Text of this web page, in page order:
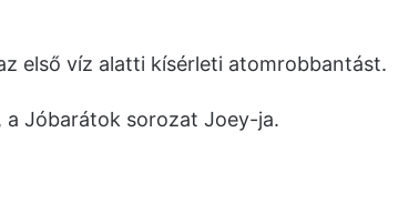
első víz alatti kísérleti atomrobbantást.
a Jóbarátok sorozat Joey-ja.